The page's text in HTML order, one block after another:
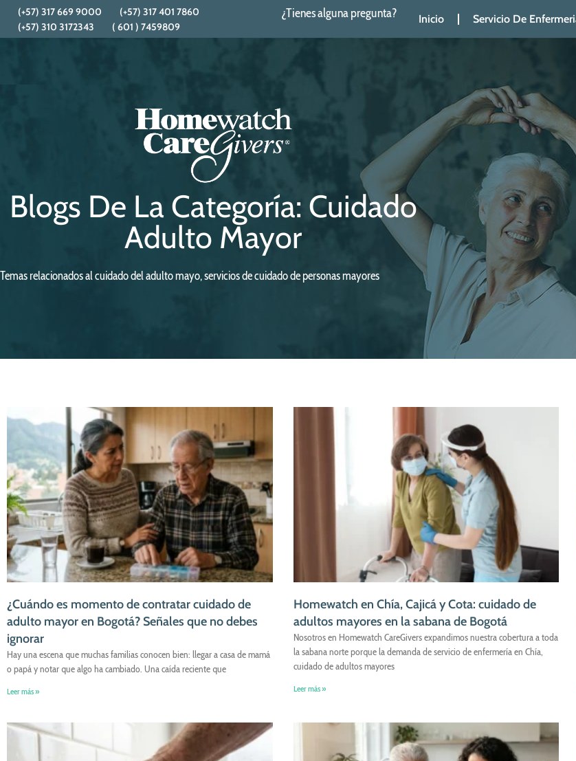
(+57) 317 669 9000
(+57) 317 401 7860
(+57) 310 3172343
( 601 ) 7459809
¿Tienes alguna pregunta? Inicio Servicio De
Blogs De La Categoría: Cuidado
Adulto Mayor
Temas relacionados al cuidado del adulto mayo, servicios de cuidado de personas mayores
¿Cuándo es momento de contratar cuidado de
adulto mayor en Bogotá? Señales que no debes
ignorar
Hay una escena que muchas familias conocen bien: llegar a casa de mamá
o papá y notar que algo ha cambiado. Una caída reciente que
Leer más »
Homewatch en Chía, Cajicá y Cota: cuidado de
adultos mayores en la sabana de Bogotá
Nosotros en Homewatch CareGivers expandimos nuestra cobertura a toda
la sabana norte porque la demanda de servicio de enfermería en Chía,
cuidado de adultos mayores
Leer más »